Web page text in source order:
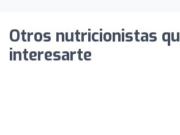
Otros nutricionistas
interesarte